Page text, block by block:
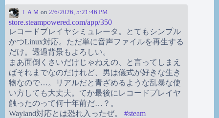
ＴＡＭ on 2/6/2026, 5:21:46 PM
store.steampowered.com/app/350
レコードプレイヤシミュレータ。とてもシンプル
かつLinux対応。ただ単に音声ファイルを再生する
だけ。透過背景もよろしい。
まあ面倒くさいだけじゃねえの、と言ってしまえ
ばそれまでなのだけれど、男は儀式が好きな生き
物なので…。リアルだと青ざめるような乱暴な使
い方しても大丈夫。てか最後にレコードプレイヤ
触ったのって何十年前だ…？。
Wayland対応とは恐れ入ったぜ。 #steam